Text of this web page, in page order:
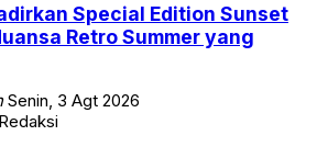
Special Edition Sunset
Retro Summer yang
Senin, 3 Agt 2026